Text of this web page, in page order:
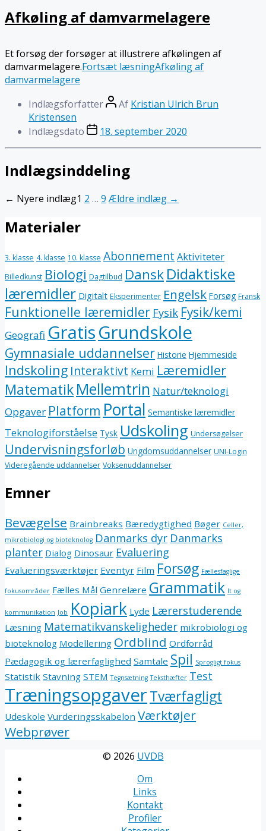
Afkøling af damvarmelagere
Et forsøg der forsøger at illustrere afkølingen af
damvarmelagere.Fortsæt læsningAfkøling af
damvarmelagere
Indlægsforfatter
Af Kristian Ulrich Brun
Kristensen
Indlægsdato
18. september 2020
Indlægsinddeling
← Nyere indlæg1 2 … 9 Ældre indlæg →
Materialer
3. klasse 4. klasse 10. klasse Abonnement Aktiviteter
Billedkunst Biologi Dagtilbud DanskDidaktiske
læremidler Digitalt Eksperimenter Engelsk Forsøg Fransk
Funktionelle læremidler Fysik Fysik/kemi
Geografi GratisGrundskole
Gymnasiale uddannelser Historie Hjemmeside
Indskoling Interaktivt Kemi Læremidler
MatematikMellemtrin Natur/teknologi
Opgaver Platform Portal Semantiske læremidler
Teknologiforståelse Tysk Udskoling Undersøgelser
Undervisningsforløb Ungdomsuddannelser UNI-Login
Videregående uddannelser Voksenuddannelser
Emner
Bevægelse Brainbreaks Bæredygtighed Bøger Celler,
mikrobiologi og bioteknolog Danmarks dyr Danmarks
planter Dialog Dinosaur Evaluering
Evalueringsværktøjer Eventyr Film Forsøg Fællesfaglige
fokusområder Fælles Mål Genrelære Grammatik It og
kommunikation Job Kopiark Lyde Lærerstuderende
Læsning Matematikvanskeligheder mikrobiologi og
bioteknolog Modellering Ordblind Ordforråd
Pædagogik og lærerfaglighed Samtale Spil Sprogligt fokus
Statistik Stavning STEM Tegnsætning Teksthæfter Test
TræningsopgaverTværfagligt
Udeskole Vurderingsskabelon Værktøjer
Webprøver
© 2026 UVDB
Om
Links
Kontakt
Profiler